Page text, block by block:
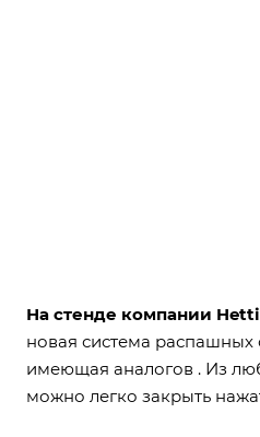
На стенде компании
новая система распашных
имеющая аналогов . Из
можно легко закрыть